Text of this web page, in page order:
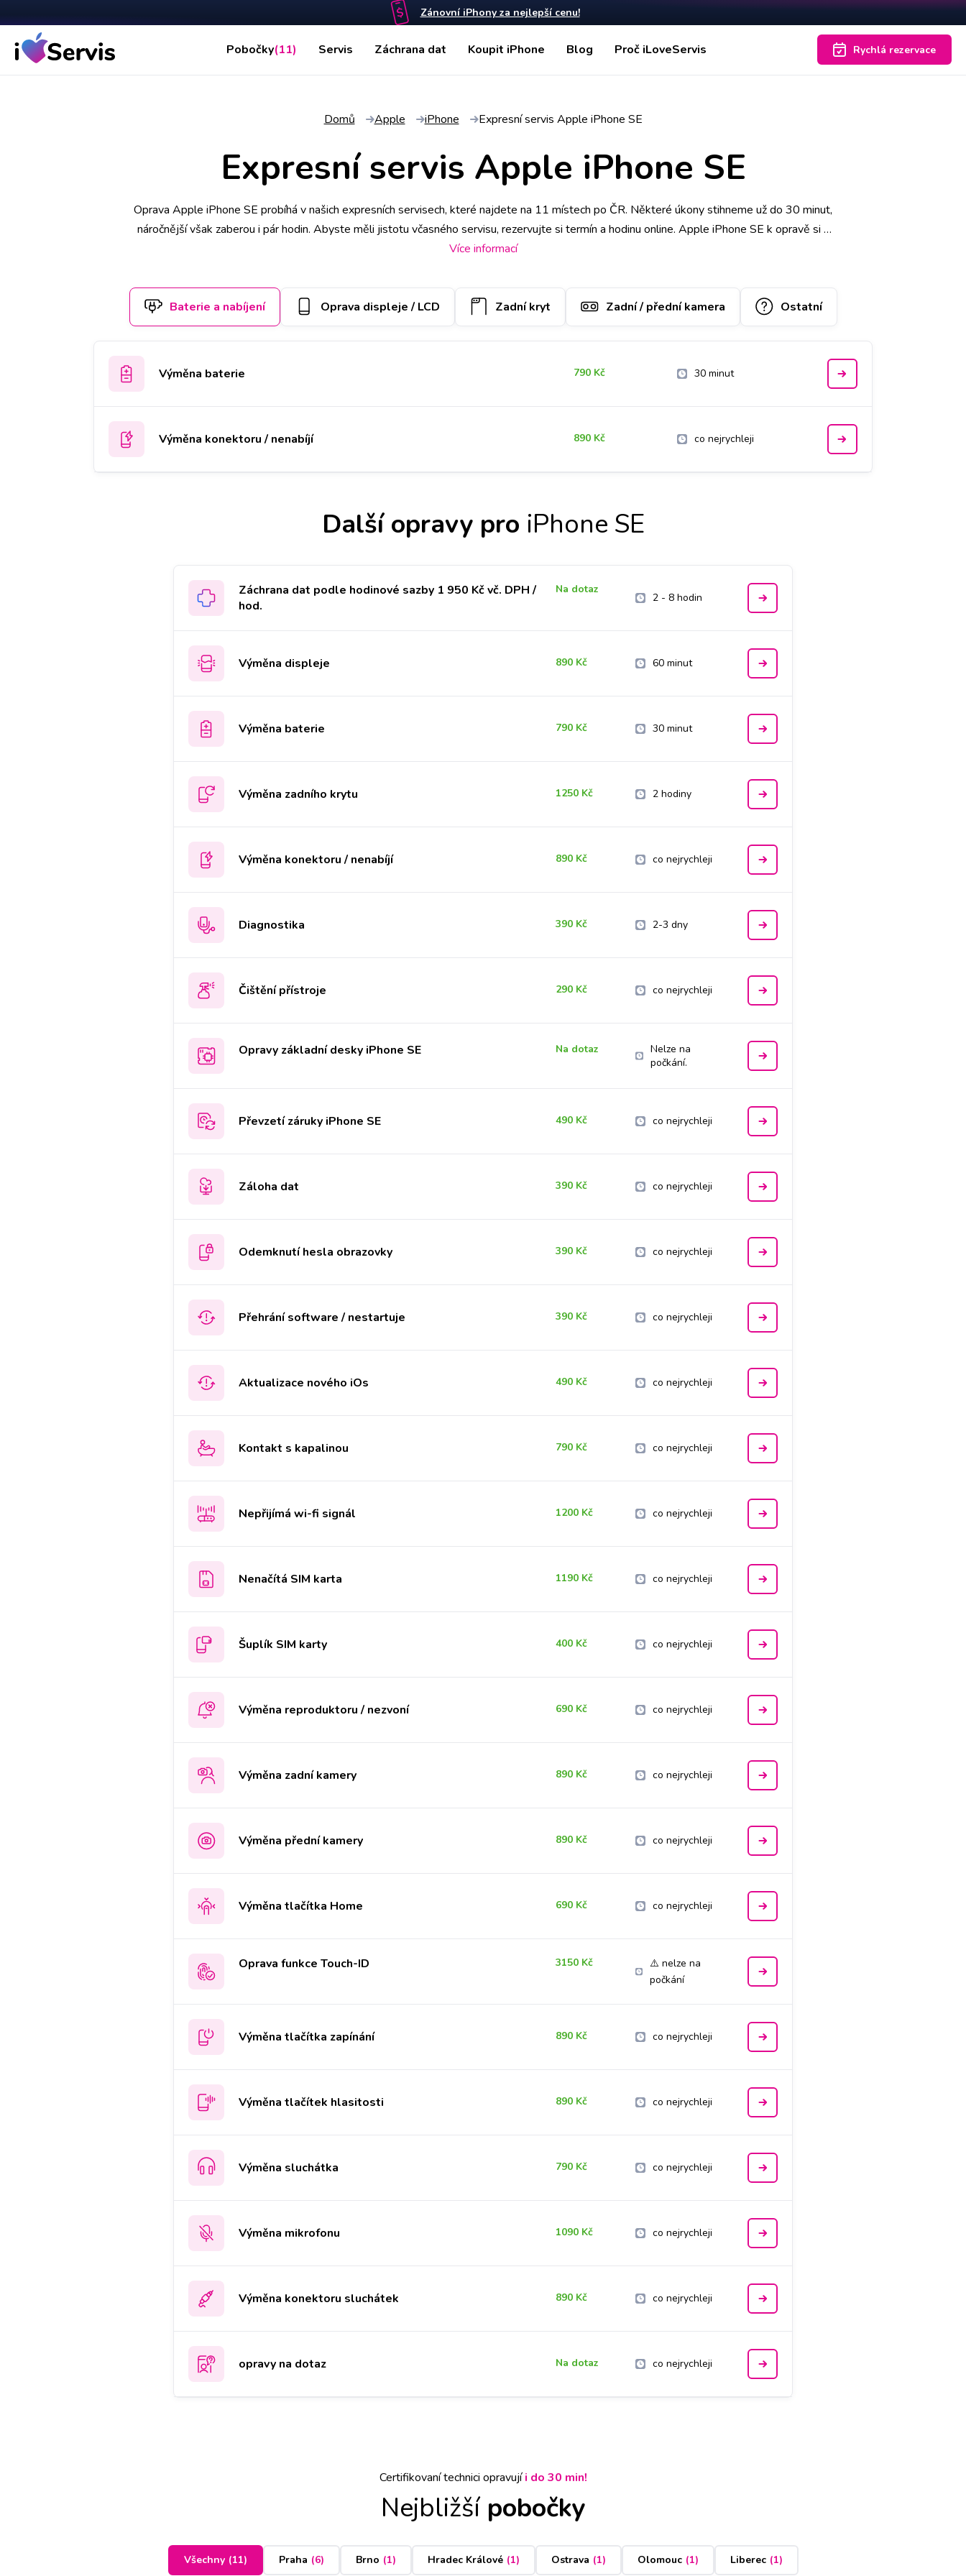
Zánovní iPhony za nejlepší cenu!
Pobočky(11) Servis Záchrana dat Koupit iPhone Blog Proč iLoveServis Rychlá rezervace
Domů Apple iPhone Expresní servis Apple iPhone SE
Expresní servis Apple iPhone SE
Oprava Apple iPhone SE probíhá v našich expresních servisech, které najdete na 11 místech po ČR. Některé úkony stihneme už do 30 minut,
náročnější však zaberou i pár hodin. Abyste měli jistotu včasného servisu, rezervujte si termín a hodinu online. Apple iPhone SE k opravě si u
vás také může vyzvednout náš kurýr, který vám ho poté zaveze zpět. Kvalitu práce podtrhujeme doživotní zárukou a za díly ručíme
Více informací
Baterie a nabíjení Oprava displeje / LCD Zadní kryt Zadní / přední kamera Ostatní
Výměna baterie 790 Kč 30 minut
Výměna konektoru / nenabíjí 890 Kč co nejrychleji
Další opravy pro iPhone SE
Záchrana dat podle hodinové sazby 1 950 Kč vč. DPH /
hod.
Na dotaz
2 - 8 hodin
Výměna displeje 890 Kč 60 minut
Výměna baterie 790 Kč 30 minut
Výměna zadního krytu 1250 Kč 2 hodiny
Výměna konektoru / nenabíjí 890 Kč co nejrychleji
Diagnostika 390 Kč 2-3 dny
Čištění přístroje 290 Kč co nejrychleji
Opravy základní desky iPhone SE Na dotaz
Nelze na
počkání.
Převzetí záruky iPhone SE 490 Kč co nejrychleji
Záloha dat 390 Kč co nejrychleji
Odemknutí hesla obrazovky 390 Kč co nejrychleji
Přehrání software / nestartuje 390 Kč co nejrychleji
Aktualizace nového iOs 490 Kč co nejrychleji
Kontakt s kapalinou 790 Kč co nejrychleji
Nepřijímá wi-fi signál 1200 Kč co nejrychleji
Nenačítá SIM karta 1190 Kč co nejrychleji
Šuplík SIM karty 400 Kč co nejrychleji
Výměna reproduktoru / nezvoní 690 Kč co nejrychleji
Výměna zadní kamery 890 Kč co nejrychleji
Výměna přední kamery 890 Kč co nejrychleji
Výměna tlačítka Home 690 Kč co nejrychleji
Oprava funkce Touch-ID 3150 Kč
⚠️ nelze na
počkání
Výměna tlačítka zapínání 890 Kč co nejrychleji
Výměna tlačítek hlasitosti 890 Kč co nejrychleji
Výměna sluchátka 790 Kč co nejrychleji
Výměna mikrofonu 1090 Kč co nejrychleji
Výměna konektoru sluchátek 890 Kč co nejrychleji
opravy na dotaz Na dotaz co nejrychleji
Certifikovaní technici opravujíi do 30 min!
Nejbližšípobočky
Všechny (11) Praha (6) Brno (1) Hradec Králové (1) Ostrava (1) Olomouc (1) Liberec (1)